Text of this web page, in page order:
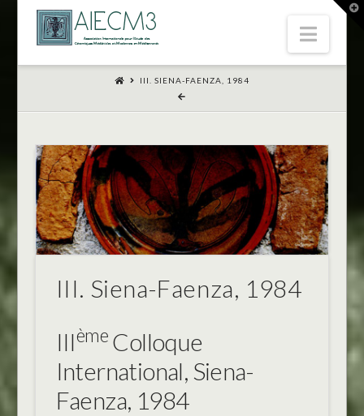
III. SIENA-FAENZA, 1984
III. Siena-Faenza, 1984
IIIèmeColloque
International, Siena-
Faenza, 1984